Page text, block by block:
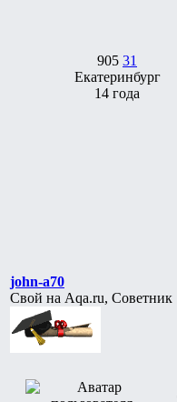
905 31
Екатеринбург
14 года
john-a70
Свой на Aqa.ru, Советник